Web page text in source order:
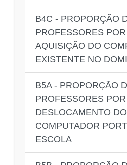
B4C - PROPORÇÃO
PROFESSORES
AQUISIÇÃO DO
EXISTENTE NO
B5A - PROPORÇÃO
PROFESSORES POR
DESLOCAMENTO DO
COMPUTADOR
ESCOLA